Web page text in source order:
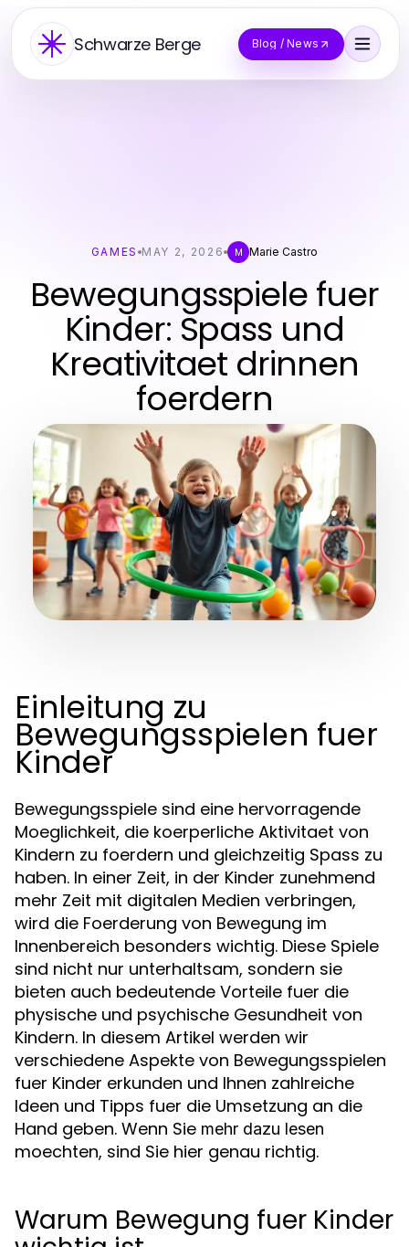
Schwarze Berge Blog / News
GAMES MAY 2, 2026 M Marie Castro
Bewegungsspiele fuer
Kinder: Spass und
Kreativitaet drinnen
foerdern
Einleitung zu
Bewegungsspielen fuer
Kinder
Bewegungsspiele sind eine hervorragende
Moeglichkeit, die koerperliche Aktivitaet von
Kindern zu foerdern und gleichzeitig Spass zu
haben. In einer Zeit, in der Kinder zunehmend
mehr Zeit mit digitalen Medien verbringen,
wird die Foerderung von Bewegung im
Innenbereich besonders wichtig. Diese Spiele
sind nicht nur unterhaltsam, sondern sie
bieten auch bedeutende Vorteile fuer die
physische und psychische Gesundheit von
Kindern. In diesem Artikel werden wir
verschiedene Aspekte von Bewegungsspielen
fuer Kinder erkunden und Ihnen zahlreiche
Ideen und Tipps fuer die Umsetzung an die
Hand geben. Wenn Sie mehr dazu lesen
moechten, sind Sie hier genau richtig.
Warum Bewegung fuer Kinder